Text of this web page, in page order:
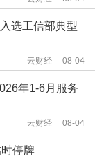
选工信部典型
云财经 08-04
年1-6月服务
云财经 08-04
停牌